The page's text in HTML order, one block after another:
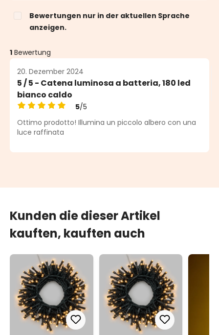
Bewertungen nur in der aktuellen Sprache
anzeigen.
1 Bewertung
20. Dezember 2024
5 / 5 - Catena luminosa a batteria, 180 led
bianco caldo
Durchschnittliche Bewertung von 5 von 5 Sternen
5/5
Ottimo prodotto! Illumina un piccolo albero con una
luce raffinata
Kunden die dieser Artikel
kauften, kauften auch